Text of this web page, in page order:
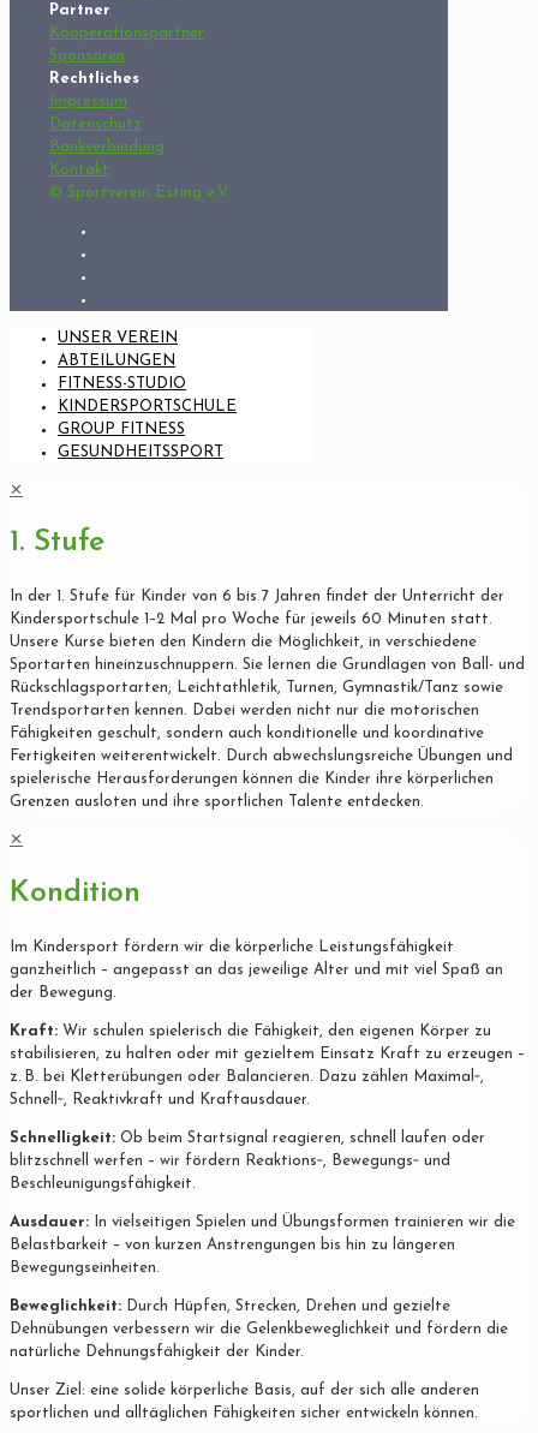
Partner
Kooperationspartner
Sponsoren
Rechtliches
Impressum
Datenschutz
Bankverbindung
Kontakt
© Sportverein Esting e.V.
UNSER VEREIN
ABTEILUNGEN
FITNESS-STUDIO
KINDERSPORTSCHULE
GROUP FITNESS
GESUNDHEITSSPORT
✕
1. Stufe
In der 1. Stufe für Kinder von 6 bis 7 Jahren findet der Unterricht der
Kindersportschule 1–2 Mal pro Woche für jeweils 60 Minuten statt.
Unsere Kurse bieten den Kindern die Möglichkeit, in verschiedene
Sportarten hineinzuschnuppern. Sie lernen die Grundlagen von Ball- und
Rückschlagsportarten, Leichtathletik, Turnen, Gymnastik/Tanz sowie
Trendsportarten kennen. Dabei werden nicht nur die motorischen
Fähigkeiten geschult, sondern auch konditionelle und koordinative
Fertigkeiten weiterentwickelt. Durch abwechslungsreiche Übungen und
spielerische Herausforderungen können die Kinder ihre körperlichen
Grenzen ausloten und ihre sportlichen Talente entdecken.
✕
Kondition
Im Kindersport fördern wir die körperliche Leistungsfähigkeit
ganzheitlich – angepasst an das jeweilige Alter und mit viel Spaß an
der Bewegung.
Kraft: Wir schulen spielerisch die Fähigkeit, den eigenen Körper zu
stabilisieren, zu halten oder mit gezieltem Einsatz Kraft zu erzeugen –
z. B. bei Kletterübungen oder Balancieren. Dazu zählen Maximal‐,
Schnell‐, Reaktivkraft und Kraftausdauer.
Schnelligkeit: Ob beim Startsignal reagieren, schnell laufen oder
blitzschnell werfen – wir fördern Reaktions‐, Bewegungs‐ und
Beschleunigungsfähigkeit.
Ausdauer: In vielseitigen Spielen und Übungsformen trainieren wir die
Belastbarkeit – von kurzen Anstrengungen bis hin zu längeren
Bewegungseinheiten.
Beweglichkeit: Durch Hüpfen, Strecken, Drehen und gezielte
Dehnübungen verbessern wir die Gelenkbeweglichkeit und fördern die
natürliche Dehnungsfähigkeit der Kinder.
Unser Ziel: eine solide körperliche Basis, auf der sich alle anderen
sportlichen und alltäglichen Fähigkeiten sicher entwickeln können.